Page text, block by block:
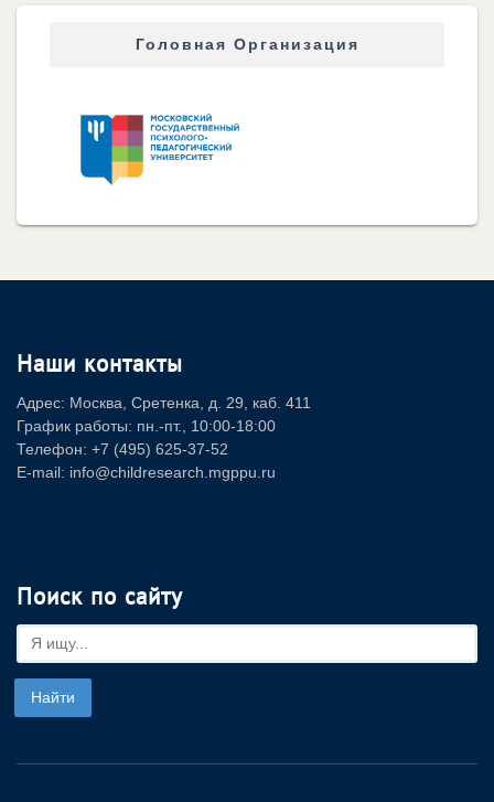
Головная Организация
Наши контакты
Адрес: Москва, Сретенка, д. 29, каб. 411
График работы: пн.-пт., 10:00-18:00
Телефон: +7 (495) 625-37-52
E-mail: info@childresearch.mgppu.ru
Поиск по сайту